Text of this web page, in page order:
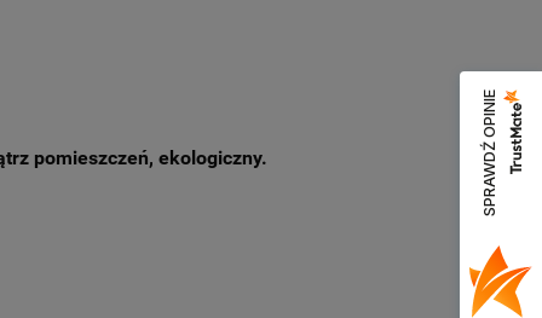
pomieszczeń, ekologiczny. SPRAWDŹ OPINIE